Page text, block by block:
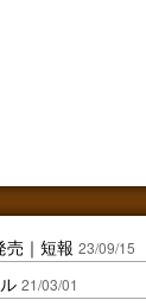
売｜短報 23/09/15
21/03/01